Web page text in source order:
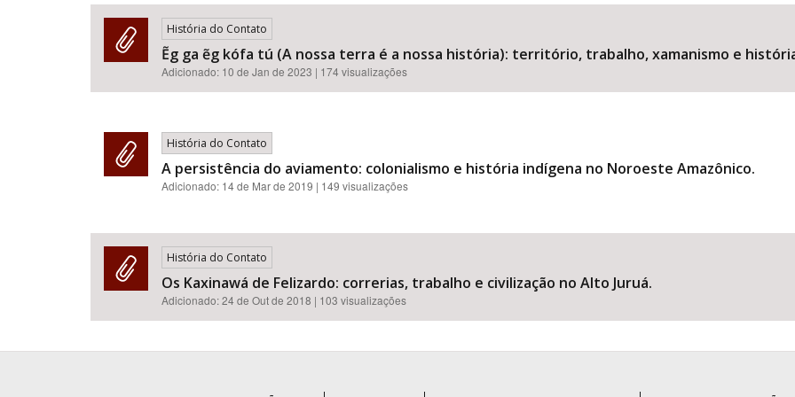
História do Contato
Ẽg ga ẽg kófa tú (A nossa terra é a nossa história): território, trabalho, xamanismo e
Adicionado: 10 de Jan de 2023 | 174 visualizações
História do Contato
A persistência do aviamento: colonialismo e história indígena no Noroeste Amazônico.
Adicionado: 14 de Mar de 2019 | 149 visualizações
História do Contato
Os Kaxinawá de Felizardo: correrias, trabalho e civilização no Alto Juruá.
Adicionado:24 de Out de 2018 | 103 visualizações